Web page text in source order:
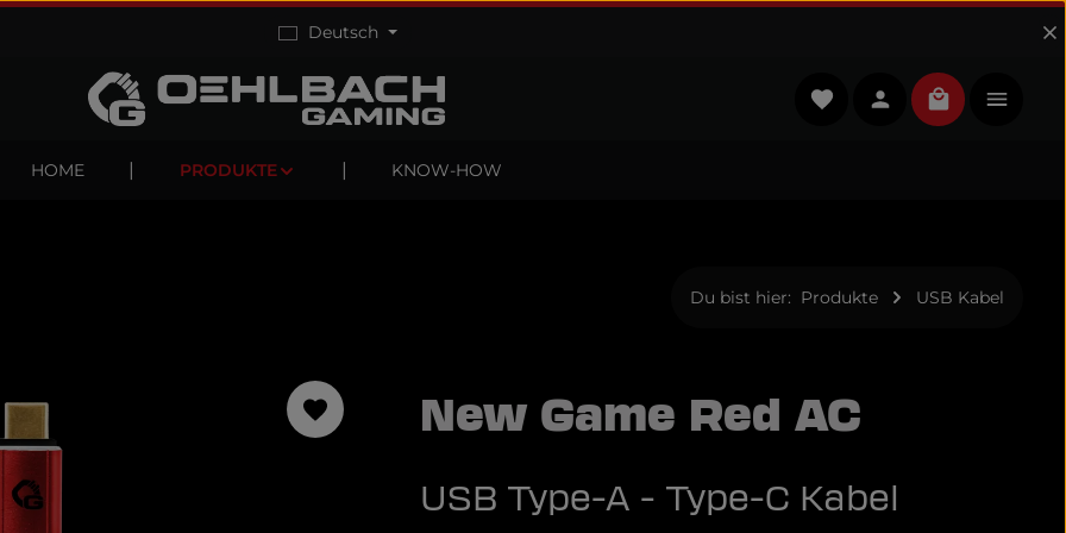
Deutsch
Du hast 0 Produkte auf dem
Warenkorb
HOME PRODUKTE KNOW-HOW
Du bist hier: Produkte USB Kabel
New Game Red AC
USB Type-A - Type-C Kabel